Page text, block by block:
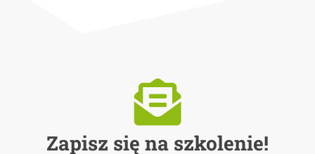
Zapisz się na szkolenie!